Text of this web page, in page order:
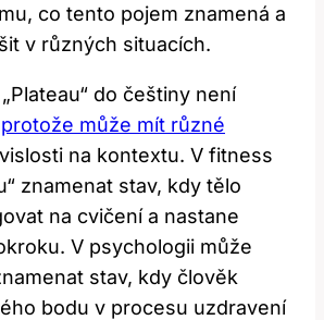
co tento pojem znamená a
v různých​ situacích.
do češtiny není
protože může mít různé
na kontextu. V fitness
​znamenat stav, kdy tělo
na cvičení a nastane
V ​psychologii může
stav, kdy člověk
bodu v procesu uzdravení